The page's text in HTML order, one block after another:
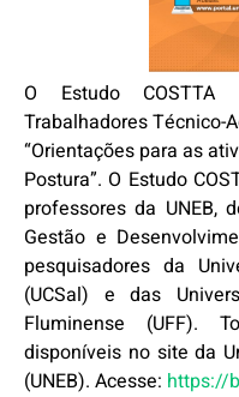
O Estudo
Trabalhadores Técnico-
“Orientações para as
Postura”. O Estudo
professores da UNEB,
Gestão e
pesquisadores da
(UCSal) e das
Fluminense (UFF).
disponíveis no site da
(UNEB). Acesse: https://